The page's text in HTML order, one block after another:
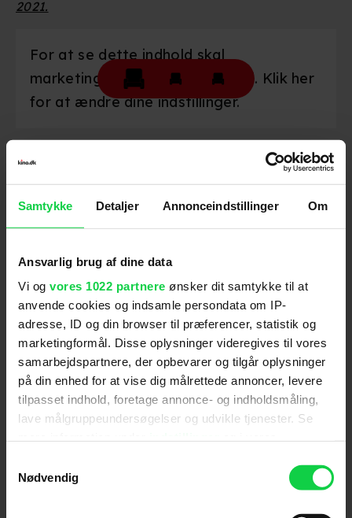
Samtykke Detaljer Annonceindstillinger Om
Ansvarlig brug af dine data
Vi og vores 1022 partnere ønsker dit samtykke til at
anvende cookies og indsamle persondata om IP-
adresse, ID og din browser til præferencer, statistik og
marketingformål. Disse oplysninger videregives til vores
samarbejdspartnere, der opbevarer og tilgår oplysninger
på din enhed for at vise dig målrettede annoncer, levere
tilpasset indhold, foretage annonce- og indholdsmåling,
lave målgruppeundersøgelser og udvikle tjenester. Se
tilbage eller ændre indstillinger fra vores
"Cookiedeklaration", eller ved at trykke på "Privacy
Nødvendig
2021.
For at se dette indhold skal
marketingcookies være slået til. Klik her
for at ændre dine indstillinger.
Følg os for de seneste nyheder, konkurrencer
Mest læste nyheder
Ny Spider-Man-film imponerer